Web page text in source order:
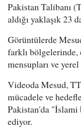
Pakistan Talibanı
aldığı yaklaşık 23
Görüntülerde
farklı
mensupları ve
Videoda Mesud,
mücadele ve
Pakistan'da "İslami
ediyor.